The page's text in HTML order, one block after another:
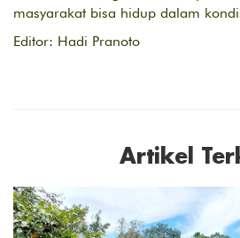
masyarakat bisa hidup dalam
Editor: Hadi Pranoto
Artikel